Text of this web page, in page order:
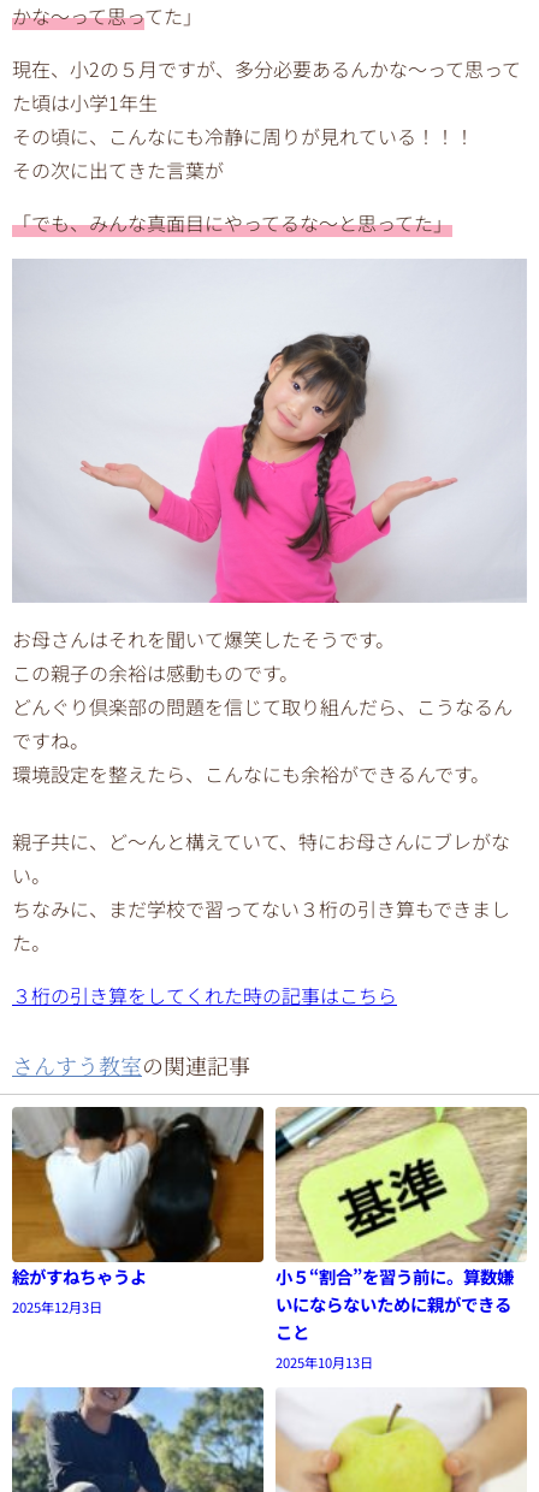
かな〜って思ってた」
現在、小2の５月ですが、多分必要あるんかな〜って思って
た頃は小学1年生
その頃に、こんなにも冷静に周りが見れている！！！
その次に出てきた言葉が
「でも、みんな真面目にやってるな〜と思ってた」
お母さんはそれを聞いて爆笑したそうです。
この親子の余裕は感動ものです。
どんぐり倶楽部の問題を信じて取り組んだら、こうなるん
ですね。
環境設定を整えたら、こんなにも余裕ができるんです。
親子共に、ど〜んと構えていて、特にお母さんにブレがな
い。
ちなみに、まだ学校で習ってない３桁の引き算もできまし
た。
３桁の引き算をしてくれた時の記事はこちら
さんすう教室の関連記事
絵がすねちゃうよ
2025年12月3日
小５“割合”を習う前に。算数嫌
いにならないために親ができる
こと
2025年10月13日